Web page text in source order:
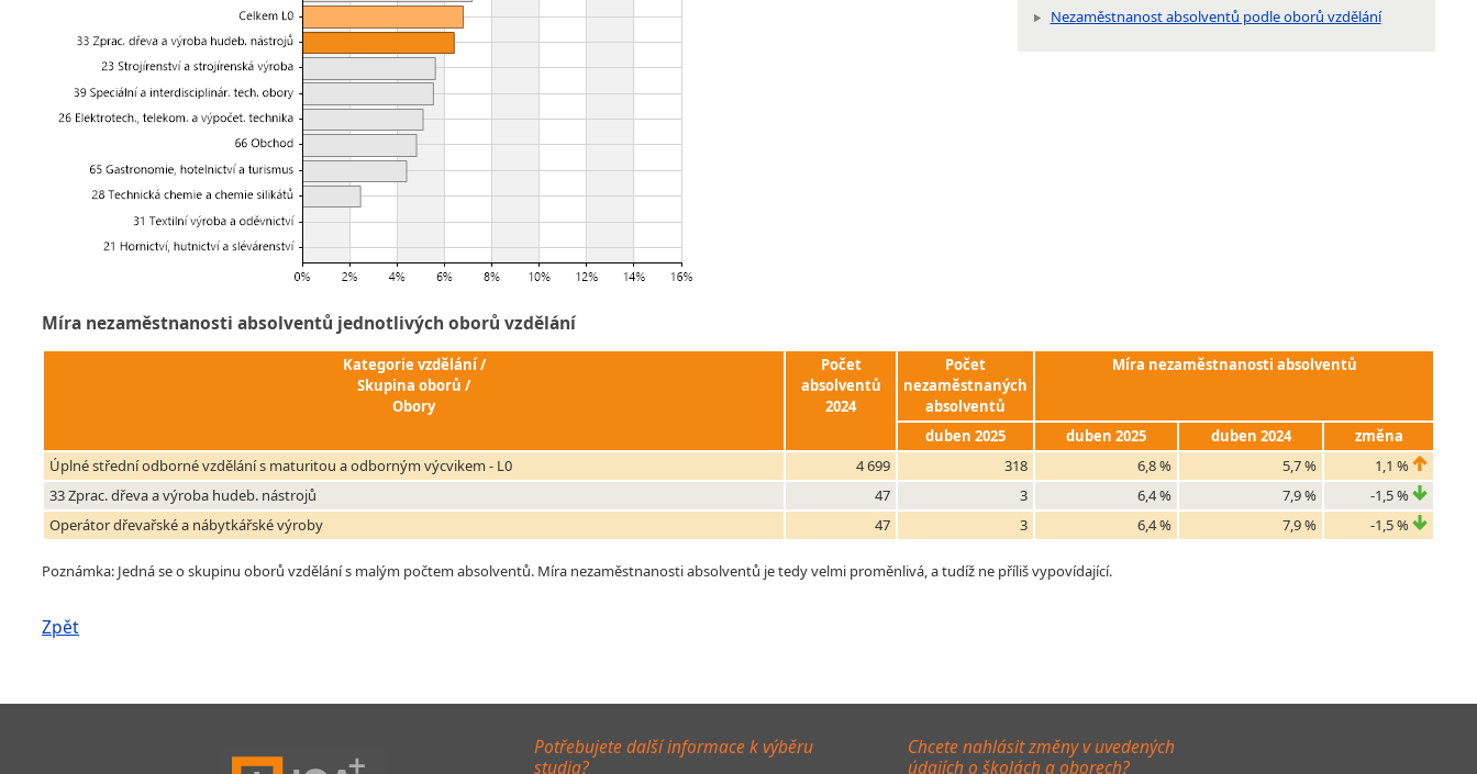
Nezaměstnanost absolventů podle oborů vzdělání
Míra nezaměstnanosti absolventů jednotlivých oborů vzdělání
Kategorie vzdělání /
Skupina oborů /
Obory
Počet
absolventů
2024
Počet
nezaměstnaných
absolventů
Míra nezaměstnanosti absolventů
duben 2025 duben 2025 duben 2024
změna
Úplné střední odborné vzdělání s maturitou a odborným výcvikem - L0
4 699 318 6,8 % 5,7 %
1,1 %
33 Zprac. dřeva a výroba hudeb. nástrojů
47 3 6,4 % 7,9 %
-1,5 %
Operátor dřevařské a nábytkářské výroby
47 3 6,4 % 7,9 % -1,5 %
Poznámka: Jedná se o skupinu oborů vzdělání s malým počtem absolventů. Míra nezaměstnanosti absolventů je tedy velmi proměnlivá, a tudíž ne příliš vypovídající.
Zpět
Potřebujete další informace k výběru
studia?
Chcete nahlásit změny v uvedených
údajích o školách a oborech?